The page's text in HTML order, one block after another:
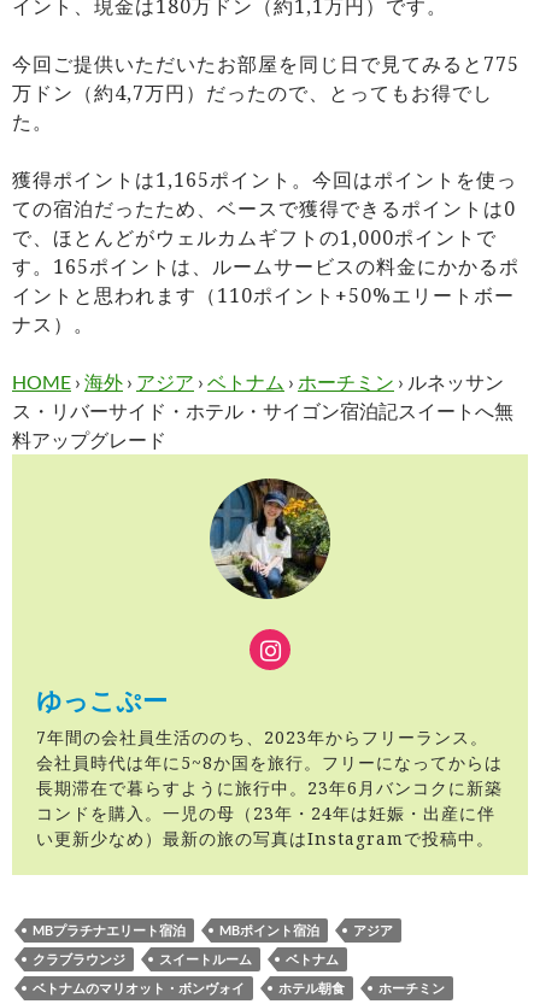
イント、現金は180万ドン（約1,1万円）です。
今回ご提供いただいたお部屋を同じ日で見てみると775
万ドン（約4,7万円）だったので、とってもお得でし
た。
獲得ポイントは1,165ポイント。今回はポイントを使っ
ての宿泊だったため、ベースで獲得できるポイントは0
で、ほとんどがウェルカムギフトの1,000ポイントで
す。165ポイントは、ルームサービスの料金にかかるポ
イントと思われます（110ポイント+50%エリートボー
ナス）。
HOME › 海外 › アジア › ベトナム › ホーチミン › ルネッサン
ス・リバーサイド・ホテル・サイゴン宿泊記スイートへ無
料アップグレード
ゆっこぷー
7年間の会社員生活ののち、2023年からフリーランス。
会社員時代は年に5~8か国を旅行。フリーになってからは
長期滞在で暮らすように旅行中。23年6月バンコクに新築
コンドを購入。一児の母（23年・24年は妊娠・出産に伴
い更新少なめ）最新の旅の写真はInstagramで投稿中。
MBプラチナエリート宿泊 MBポイント宿泊
アジア
クラブラウンジ
スイートルーム
ベトナム
ベトナムのマリオット・ボンヴォイ
ホテル朝食
ホーチミン